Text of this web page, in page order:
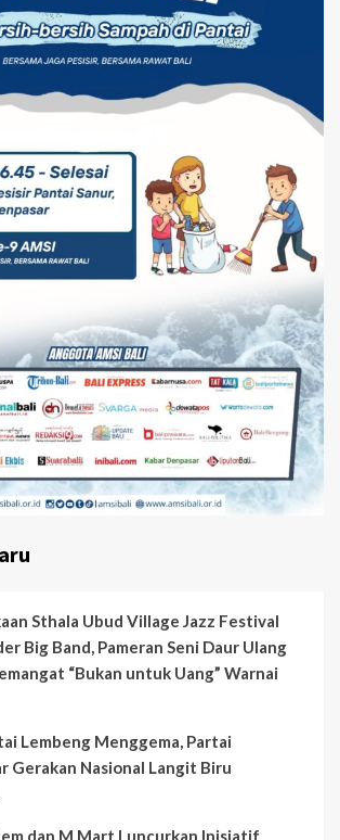
Sthala Ubud Village Jazz Festival
Big Band, Pameran Seni Daur Ulang
“Bukan untuk Uang” Warnai
Lembeng Menggema, Partai
Gerakan Nasional Langit Biru
dan M Mart Luncurkan Inisiatif